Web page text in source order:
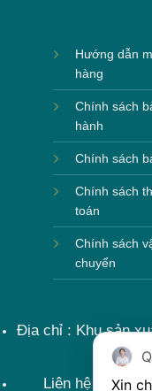
Hướng dẫn
hàng
Chính sách
hành
Chính sách
Chính sách
toán
Chính sách
chuyển
Địa chỉ : Khu sản
Liên hệ : Xin